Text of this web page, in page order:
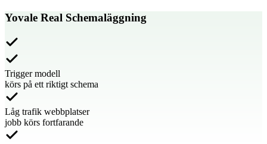
Yovale Real Schemaläggning
Trigger modell
körs på ett riktigt schema
Låg trafik webbplatser
jobb körs fortfarande